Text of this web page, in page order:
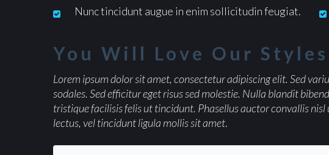
Nunc tincidunt augue in enim sollicitudin feugiat.
You Will Love Our Styles
Lorem ipsum dolor sit amet, consectetur adipiscing elit. Sed
sodales. Sed efficitur eget risus sed molestie. Nulla blandit
tristique facilisis felis ut tincidunt. Phasellus auctor convallis
lectus, vel tincidunt ligula mollis sit amet.